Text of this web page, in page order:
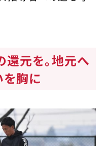
元を。地元へ
を胸に